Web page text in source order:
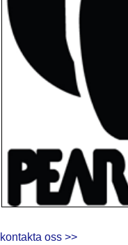
kontakta oss >>